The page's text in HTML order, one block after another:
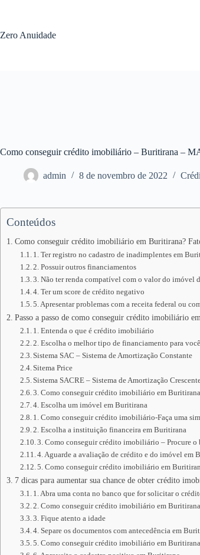
conteúdo
Zero Anuidade
Como conseguir crédito imobiliário – Buritirana –
admin 8 de novembro de 2022
Conteúdos
Como conseguir crédito imobiliário em Buritirana?
1. Ter registro no cadastro de inadimplentes em
2. Possuir outros financiamentos
3. Não ter renda compatível com o valor do imóvel
4. Ter um score de crédito negativo
5. Apresentar problemas com a receita federal ou
Passo a passo de como conseguir crédito imobiliário
1. Entenda o que é crédito imobiliário
2. Escolha o melhor tipo de financiamento para
Sistema SAC – Sistema de Amortização Constante
Sitema Price
Sistema SACRE – Sistema de Amortização
3. Como conseguir crédito imobiliário em Buritirana
4. Escolha um imóvel em Buritirana
1. Como conseguir crédito imobiliário-Faça uma
2. Escolha a instituição financeira em Buritirana
3. Como conseguir crédito imobiliário – Procure o
4. Aguarde a avaliação de crédito e do imóvel em
5. Como conseguir crédito imobiliário em
7 dicas para aumentar sua chance de obter crédito
1. Abra uma conta no banco que for solicitar o
2. Como conseguir crédito imobiliário em
3. Fique atento a idade
4. Separe os documentos com antecedência em
5. Como conseguir crédito imobiliário em Buritirana